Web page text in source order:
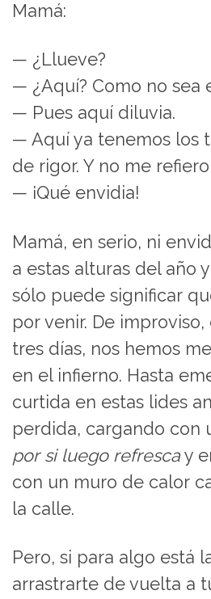
Mamá:
— ¿Llueve?
— ¿Aquí? Como no sea
— Pues aquí diluvia.
— Aquí ya tenemos los
de rigor. Y no me
— ¡Qué envidia!
Mamá, en serio, ni
a estas alturas del año
sólo puede significar
por venir. De
tres días, nos hemos
en el infierno. Hasta
curtida en estas lides
perdida, cargando con
por si luego refrescay
con un muro de calor
la calle.
Pero, si para algo está
arrastrarte de vuelta a